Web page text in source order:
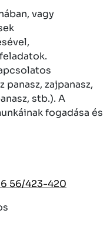
vagy
zajpanasz,
stb.). A
fogadása és
56/423-420